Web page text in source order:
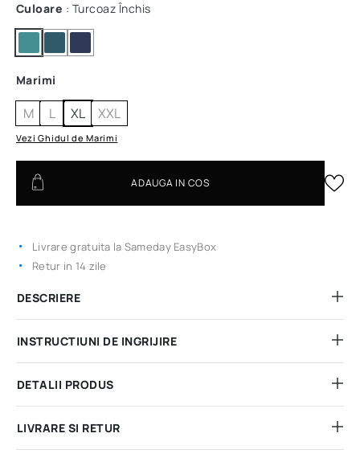
Culoare : Turcoaz Închis
Marimi
M L XL XXL
Vezi Ghidul de Marimi
ADAUGA IN COS
Livrare gratuita la Sameday EasyBox
Retur in 14 zile
DESCRIERE
INSTRUCTIUNI DE INGRIJIRE
DETALII PRODUS
LIVRARE SI RETUR